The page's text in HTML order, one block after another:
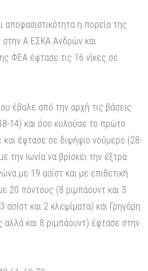
η πορεία της
στην Α ΕΣΚΑ Ανδρών και
ΦΕΑ έφτασε τις 16 νίκες σε
έβαλε από την αρχή τις βάσεις
14) και όσο κυλούσε το πρώτο
και έφτασε σε διψήφιο νούμερο (28-
Ιωνία να βρίσκει την έξτρα
με 19 ασίστ και με επιθετική
20 πόντους (8 ριμπάουντ και 3
και 2 κλεψίματα) και Γρηγόρη
και 8 ριμπάουντ) έφτασε στην